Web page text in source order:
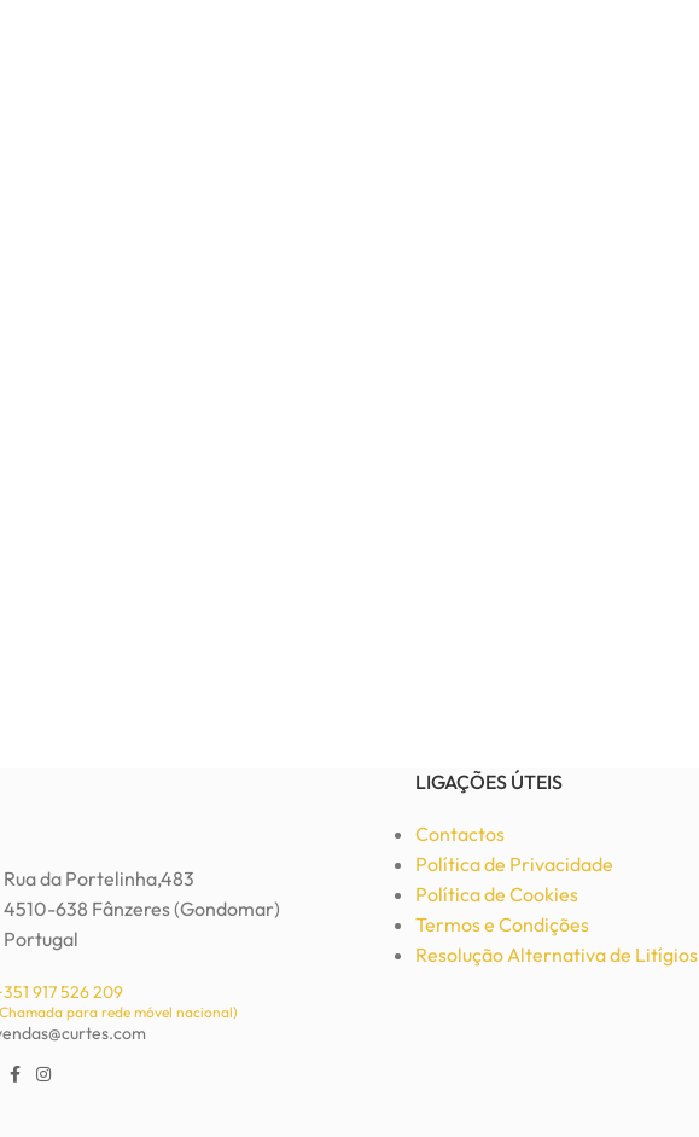
Rua da Portelinha,483
4510-638 Fânzeres (Gondomar)
Portugal
917 526 209
para rede móvel nacional)
LIGAÇÕES ÚTEIS
Contactos
Política de Privacidade
Política de Cookies
Termos e Condições
Resolução Alternativa de Litígios